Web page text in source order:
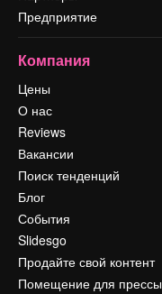
Предприятие
Компания
Цены
О нас
Reviews
Вакансии
Поиск тенденций
Блог
События
Slidesgo
Продайте свой контент
Помещение для прессы